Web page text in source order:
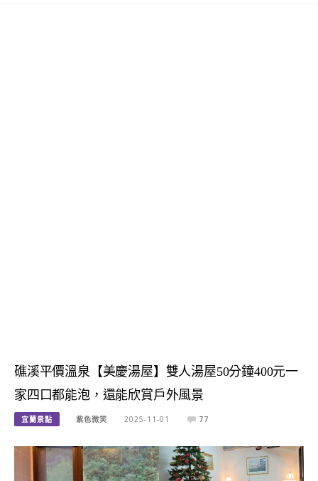
礁溪平價溫泉【美慶湯屋】雙人湯屋50分鐘400元一
家四口都能泡，還能欣賞戶外風景
宜蘭景點 紫色微笑 2025-11-01 77